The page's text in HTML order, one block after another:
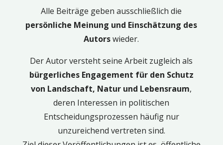
Alle Beiträge geben ausschließlich die
persönliche Meinung und Einschätzung des
Autorswieder.
Der Autor versteht seine Arbeit zugleich als
bürgerliches Engagement für den Schutz
von Landschaft, Natur und Lebensraum,
deren Interessen in politischen
Entscheidungsprozessen häufig nur
unzureichend vertreten sind.